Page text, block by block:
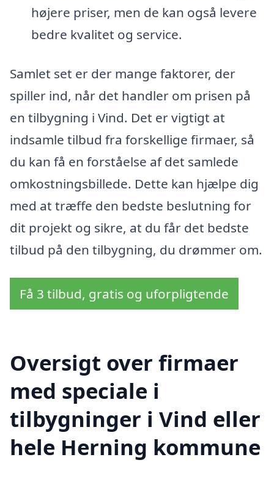
højere priser, men de kan også levere
bedre kvalitet og service.
Samlet set er der mange faktorer, der
spiller ind, når det handler om prisen på
en tilbygning i Vind. Det er vigtigt at
indsamle tilbud fra forskellige firmaer, så
du kan få en forståelse af det samlede
omkostningsbillede. Dette kan hjælpe dig
med at træffe den bedste beslutning for
dit projekt og sikre, at du får det bedste
tilbud på den tilbygning, du drømmer om.
Få 3 tilbud, gratis og uforpligtende
Oversigt over firmaer
med speciale i
tilbygninger i Vind eller
hele Herning kommune